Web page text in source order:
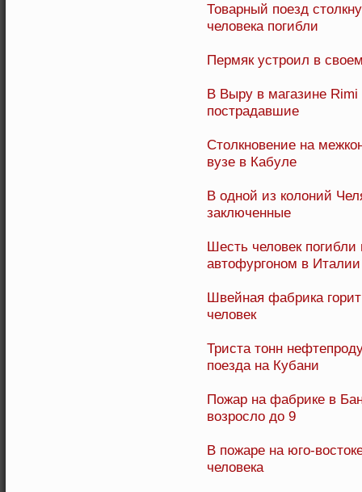
Товарный поезд
человека погибли
Пермяк устроил в
В Выру в магазине
пострадавшие
Столкновение на
вузе в Кабуле
В одной из колоний
заключенные
Шесть человек погибли
автофургоном в Италии
Швейная фабрика
человек
Триста тонн
поезда на Кубани
Пожар на фабрике в
возросло до 9
В пожаре на юго-
человека